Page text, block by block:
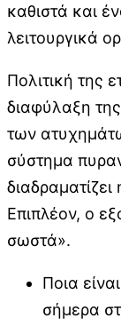
καθιστά και
λειτουργικά
Πολιτική της
διαφύλαξη
των
σύστημα
Επιπλέον, ο
σωστά».
Ποια
σήμερα